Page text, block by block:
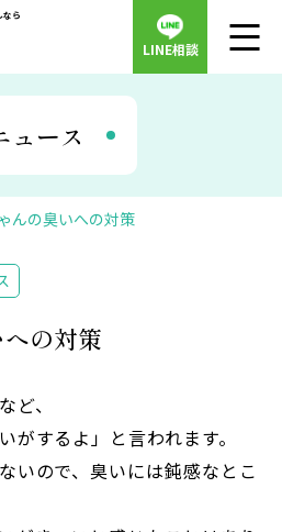
なら
LINE相談
ュース
んの臭いへの対策
の対策
ど、
がするよ」と言われます。
いので、臭いには鈍感なとこ